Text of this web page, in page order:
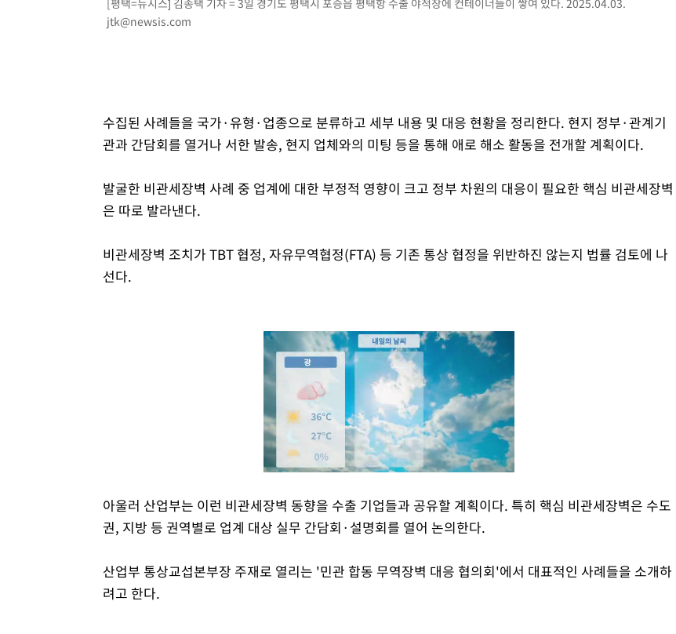
[평택=뉴시스] 김종택 기자 = 3일 경기도 평택시 포승읍 평택항 수출 야적장에 컨테이너들이 쌓여 있다. 2025.04.03.
jtk@newsis.com
수집된 사례들을 국가·유형·업종으로 분류하고 세부 내용 및 대응 현황을 정리한다. 현지 정부·관계기
관과 간담회를 열거나 서한 발송, 현지 업체와의 미팅 등을 통해 애로 해소 활동을 전개할 계획이다.
발굴한 비관세장벽 사례 중 업계에 대한 부정적 영향이 크고 정부 차원의 대응이 필요한 핵심 비관세장벽
은 따로 발라낸다.
비관세장벽 조치가 TBT 협정, 자유무역협정(FTA) 등 기존 통상 협정을 위반하진 않는지 법률 검토에 나
선다.
Mute
아울러 산업부는 이런 비관세장벽 동향을 수출 기업들과 공유할 계획이다. 특히 핵심 비관세장벽은 수도
권, 지방 등 권역별로 업계 대상 실무 간담회·설명회를 열어 논의한다.
산업부 통상교섭본부장 주재로 열리는 '민관 합동 무역장벽 대응 협의회'에서 대표적인 사례들을 소개하
려고 한다.